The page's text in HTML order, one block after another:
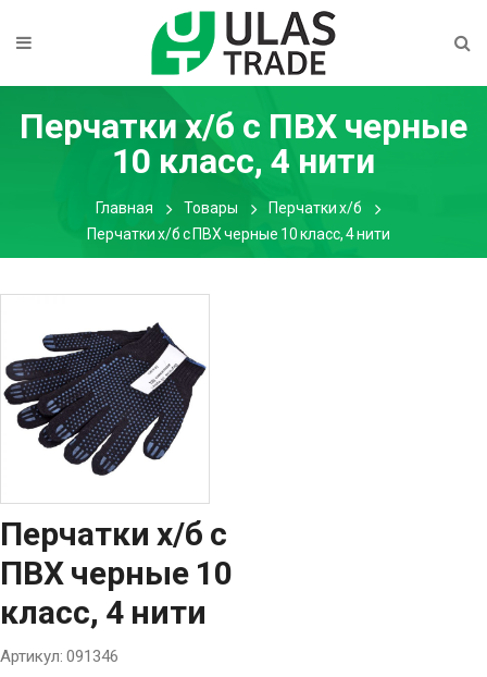
Перчатки х/б с ПВХ черные
10 класс, 4 нити
Главная Товары
Перчатки х/б
Перчатки х/б с ПВХ черные 10 класс, 4 нити
Перчатки х/б с
ПВХ черные 10
класс, 4 нити
Артикул: 091346